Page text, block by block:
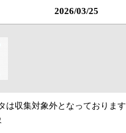
2026/03/25
は収集対象外となっております